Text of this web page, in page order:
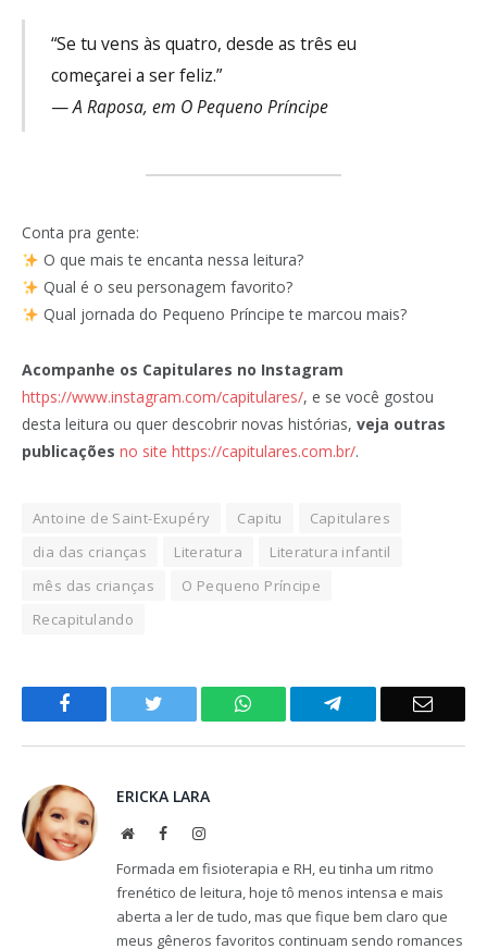
“Se tu vens às quatro, desde as três eu
começarei a ser feliz.”
—A Raposa, em O Pequeno Príncipe
Conta pra gente:
O que mais te encanta nessa leitura?
Qual é o seu personagem favorito?
Qual jornada do Pequeno Príncipe te marcou mais?
Acompanhe os Capitulares no Instagram
https://www.instagram.com/capitulares/, e se você gostou
desta leitura ou quer descobrir novas histórias, veja outras
publicações no site https://capitulares.com.br/.
Antoine de Saint-Exupéry Capitu
Capitulares
dia das crianças
Literatura
Literatura infantil
mês das crianças
O Pequeno Príncipe
Recapitulando
Facebook WhatsApp Telegram Email
ERICKA LARA
WebsiteFacebookInstagram
Formada em fisioterapia e RH, eu tinha um ritmo
frenético de leitura, hoje tô menos intensa e mais
aberta a ler de tudo, mas que fique bem claro que
meus gêneros favoritos continuam sendo romances